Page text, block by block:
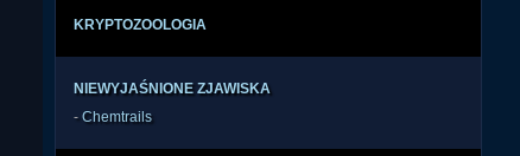
KRYPTOZOOLOGIA
NIEWYJAŚNIONE ZJAWISKA
- Chemtrails